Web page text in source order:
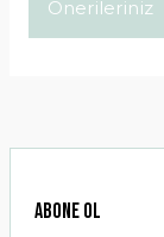
Önerileriniz
Ürün resmi
ABONE OL